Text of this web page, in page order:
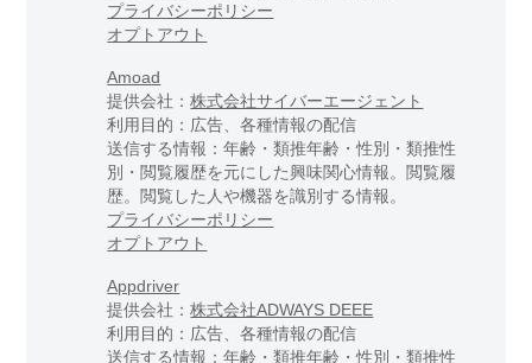
プライバシーポリシー
オプトアウト
Amoad
提供会社：株式会社サイバーエージェント
利用目的：広告、各種情報の配信
送信する情報：年齢・類推年齢・性別・類推性
別・閲覧履歴を元にした興味関心情報。閲覧履
歴。閲覧した人や機器を識別する情報。
プライバシーポリシー
オプトアウト
Appdriver
提供会社：株式会社ADWAYS DEEE
利用目的：広告、各種情報の配信
送信する情報：年齢・類推年齢・性別・類推性